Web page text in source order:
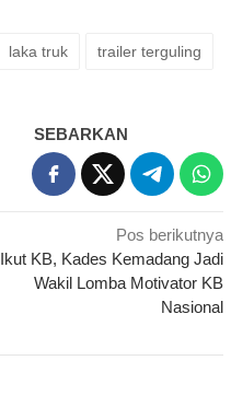
laka truk trailer terguling
SEBARKAN
Pos berikutnya
Ikut KB, Kades Kemadang Jadi
Wakil Lomba Motivator KB
Nasional